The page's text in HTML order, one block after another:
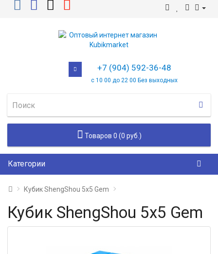
+7 (904) 592-36-48
с 10 00 до 22 00 Без выходных
Товаров 0 (0 руб.)
Категории
Кубик ShengShou 5x5 Gem
Кубик ShengShou 5x5 Gem